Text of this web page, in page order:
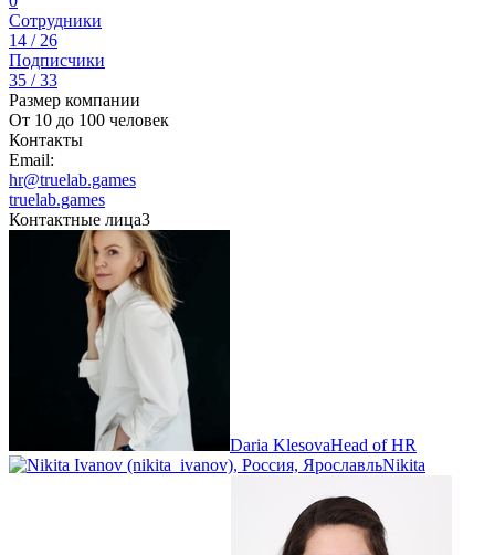
Сотрудники
14 / 26
Подписчики
35 / 33
Размер компании
От 10 до 100 человек
Контакты
Email:
hr@truelab.games
truelab.games
Контактные лица3
Daria KlesovaHead of HR
Nikita